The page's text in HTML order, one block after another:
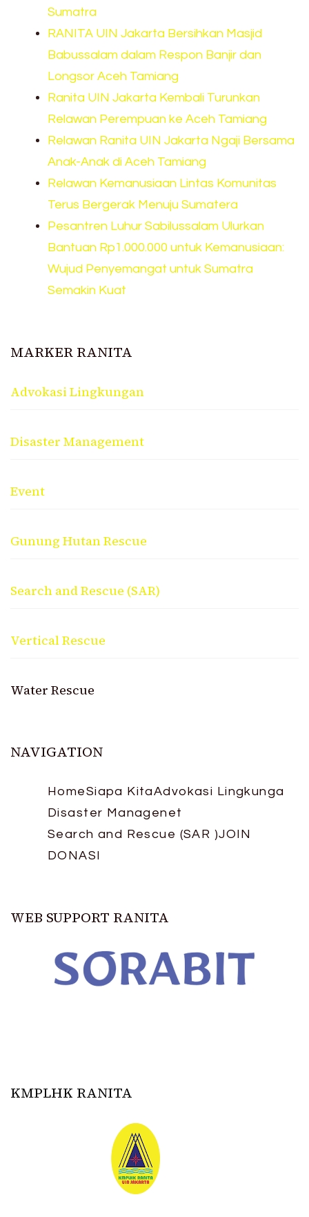
Sumatra
RANITA UIN Jakarta Bersihkan Masjid
Babussalam dalam Respon Banjir dan
Longsor Aceh Tamiang
Ranita UIN Jakarta Kembali Turunkan
Relawan Perempuan ke Aceh Tamiang
Relawan Ranita UIN Jakarta Ngaji Bersama
Anak-Anak di Aceh Tamiang
Relawan Kemanusiaan Lintas Komunitas
Terus Bergerak Menuju Sumatera
Pesantren Luhur Sabilussalam Ulurkan
Bantuan Rp1.000.000 untuk Kemanusiaan:
Wujud Penyemangat untuk Sumatra
Semakin Kuat
MARKER RANITA
Advokasi Lingkungan
Disaster Management
Event
Gunung Hutan Rescue
Search and Rescue (SAR)
Vertical Rescue
Water Rescue
NAVIGATION
HomeSiapa KitaAdvokasi Lingkunga
Disaster Managenet
Search and Rescue (SAR )JOIN
DONASI
WEB SUPPORT RANITA
KMPLHK RANITA